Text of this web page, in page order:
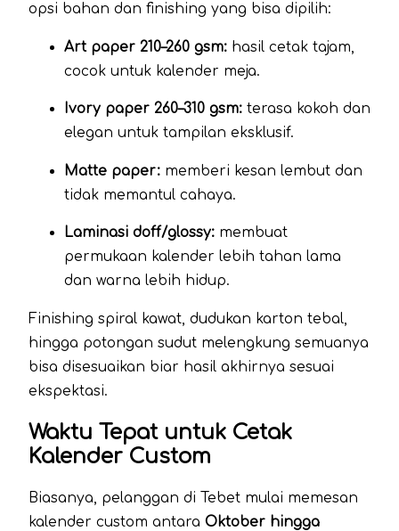
opsi bahan dan finishing yang bisa dipilih:
Art paper 210–260 gsm:hasil cetak tajam,
cocok untuk kalender meja.
Ivory paper 260–310 gsm:terasa kokoh dan
elegan untuk tampilan eksklusif.
Matte paper:memberi kesan lembut dan
tidak memantul cahaya.
Laminasi doff/glossy:membuat
permukaan kalender lebih tahan lama
dan warna lebih hidup.
Finishing spiral kawat, dudukan karton tebal,
hingga potongan sudut melengkung semuanya
bisa disesuaikan biar hasil akhirnya sesuai
ekspektasi.
Waktu Tepat untuk Cetak
Kalender Custom
Biasanya, pelanggan di Tebet mulai memesan
kalender custom antara Oktober hingga